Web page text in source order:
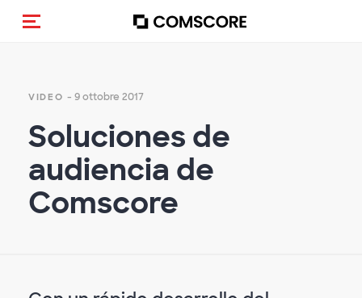
Cambia navigazione
VIDEO - 9 ottobre 2017
Soluciones de
audiencia de
Comscore